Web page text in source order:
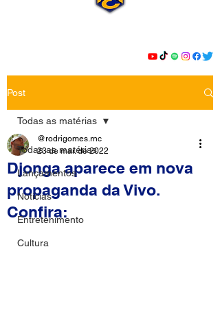
Post
Todas as matérias
Lançamentos
Notícias
Entretenimento
Cultura
Todas as matérias
Djonga aparece em nova
propaganda da Vivo.
Confira:
@rodrigomes.rnc
23 de mar. de 2022